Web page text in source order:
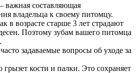
важная составляющая
владельца к своему питомцу.
в возрасте старше 3 лет страдают
Поэтому зубам вашего питомца
задаваемые вопросы об уходе за
грызет кости и палки. Это сохраняет